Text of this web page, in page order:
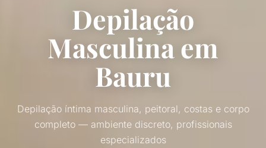
Depilação
Masculina em
Bauru
Depilação íntima masculina, peitoral, costas e corpo
completo — ambiente discreto, profissionais
especializados